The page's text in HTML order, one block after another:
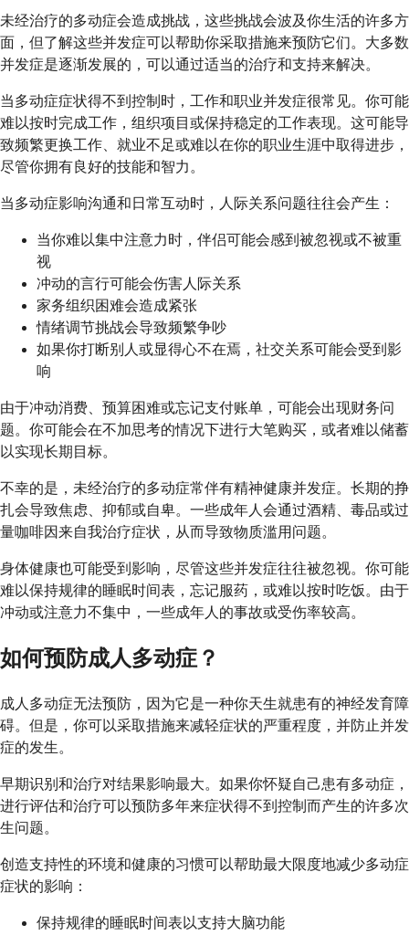
未经治疗的多动症会造成挑战，这些挑战会波及你生活的许多方
面，但了解这些并发症可以帮助你采取措施来预防它们。大多数
并发症是逐渐发展的，可以通过适当的治疗和支持来解决。
当多动症症状得不到控制时，工作和职业并发症很常见。你可能
难以按时完成工作，组织项目或保持稳定的工作表现。这可能导
致频繁更换工作、就业不足或难以在你的职业生涯中取得进步，
尽管你拥有良好的技能和智力。
当多动症影响沟通和日常互动时，人际关系问题往往会产生：
当你难以集中注意力时，伴侣可能会感到被忽视或不被重
视
冲动的言行可能会伤害人际关系
家务组织困难会造成紧张
情绪调节挑战会导致频繁争吵
如果你打断别人或显得心不在焉，社交关系可能会受到影
响
由于冲动消费、预算困难或忘记支付账单，可能会出现财务问
题。你可能会在不加思考的情况下进行大笔购买，或者难以储蓄
以实现长期目标。
不幸的是，未经治疗的多动症常伴有精神健康并发症。长期的挣
扎会导致焦虑、抑郁或自卑。一些成年人会通过酒精、毒品或过
量咖啡因来自我治疗症状，从而导致物质滥用问题。
身体健康也可能受到影响，尽管这些并发症往往被忽视。你可能
难以保持规律的睡眠时间表，忘记服药，或难以按时吃饭。由于
冲动或注意力不集中，一些成年人的事故或受伤率较高。
如何预防成人多动症？
成人多动症无法预防，因为它是一种你天生就患有的神经发育障
碍。但是，你可以采取措施来减轻症状的严重程度，并防止并发
症的发生。
早期识别和治疗对结果影响最大。如果你怀疑自己患有多动症，
进行评估和治疗可以预防多年来症状得不到控制而产生的许多次
生问题。
创造支持性的环境和健康的习惯可以帮助最大限度地减少多动症
症状的影响：
保持规律的睡眠时间表以支持大脑功能